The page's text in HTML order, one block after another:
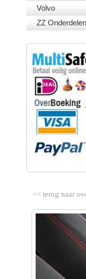
Volvo
ZZ Onderdelen
<< terug naar